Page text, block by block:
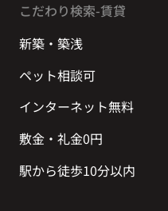
こだわり検索-賃貸
新築・築浅
ペット相談可
インターネット無料
敷金・礼金0円
駅から徒歩10分以内